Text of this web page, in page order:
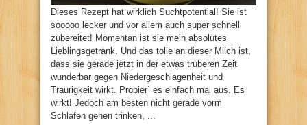
Dieses Rezept hat wirklich Suchtpotential! Sie ist
sooooo lecker und vor allem auch super schnell
zubereitet! Momentan ist sie mein absolutes
Lieblingsgetränk. Und das tolle an dieser Milch ist,
dass sie gerade jetzt in der etwas trüberen Zeit
wunderbar gegen Niedergeschlagenheit und
Traurigkeit wirkt. Probier` es einfach mal aus. Es
wirkt! Jedoch am besten nicht gerade vorm
Schlafen gehen trinken, ...